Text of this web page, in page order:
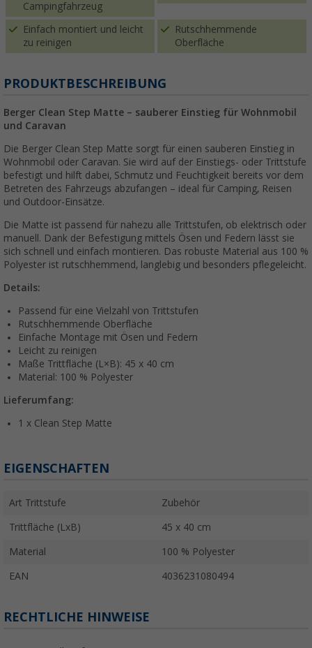
Campingfahrzeug
Einfach montiert und leicht
zu reinigen
Rutschhemmende
Oberfläche
PRODUKTBESCHREIBUNG
Berger Clean Step Matte – sauberer Einstieg für Wohnmobil
und Caravan
Die Berger Clean Step Matte sorgt für einen sauberen Einstieg in
Wohnmobil oder Caravan. Sie wird auf der Einstiegs- oder Trittstufe
befestigt und hilft dabei, Schmutz und Feuchtigkeit bereits vor dem
Betreten des Fahrzeugs abzufangen – ideal für Camping, Reisen
und Outdoor-Einsätze.
Die Matte ist passend für nahezu alle Trittstufen, ob elektrisch oder
manuell. Dank der Befestigung mittels Ösen und Federn lässt sie
sich schnell und einfach montieren. Das robuste Material aus 100 %
Polyester ist rutschhemmend, langlebig und besonders pflegeleicht.
Details:
Passend für eine Vielzahl von Trittstufen
Rutschhemmende Oberfläche
Einfache Montage mit Ösen und Federn
Leicht zu reinigen
Maße Trittfläche (L×B): 45 x 40 cm
Material: 100 % Polyester
Lieferumfang:
1 x Clean Step Matte
EIGENSCHAFTEN
Art Trittstufe Zubehör
Trittfläche (LxB) 45 x 40 cm
Material 100 % Polyester
EAN 4036231080494
RECHTLICHE HINWEISE